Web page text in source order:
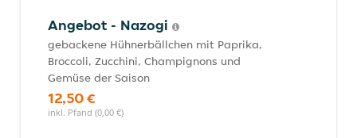
Angebot - Nazogi
gebackene Hühnerbällchen mit Paprika,
Broccoli, Zucchini, Champignons und
Gemüse der Saison
12,50 €
inkl. Pfand (0,00 €)